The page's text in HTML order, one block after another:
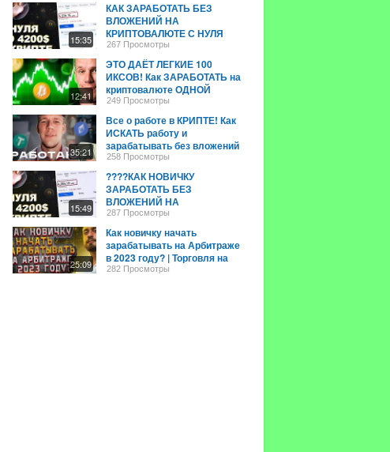
15:35
КАК ЗАРАБОТАТЬ БЕЗ
ВЛОЖЕНИЙ НА
КРИПТОВАЛЮТЕ С НУЛЯ
ДАЖЕ НОВИЧКУ
267 Просмотры
12:41
ЭТО ДАЁТ ЛЕГКИЕ 100
ИКСОВ! Как ЗАРАБОТАТЬ на
криптовалюте ОДНОЙ
кнопкой даже новичку в
крипте?
249 Просмотры
35:21
Все о работе в КРИПТЕ! Как
ИСКАТЬ работу и
зарабатывать без вложений
даже НОВИЧКУ от 1000$ в
месяц
258 Просмотры
15:49
????КАК НОВИЧКУ
ЗАРАБОТАТЬ БЕЗ
ВЛОЖЕНИЙ НА
КРИПТОВАЛЮТЕ С НУЛЯ!
2024 #крипта #криптовалюта
287 Просмотры
25:09
Как новичку начать
зарабатывать на Арбитраже
в 2023 году? | Торговля на
криптовалюте
282 Просмотры